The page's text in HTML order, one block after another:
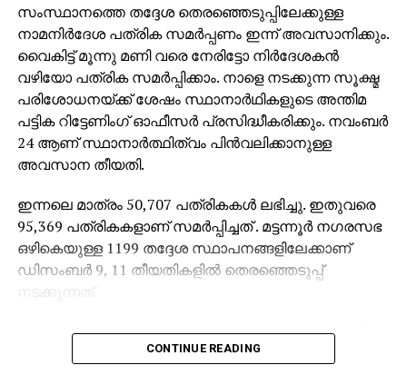
സംസ്ഥാനത്തെ തദ്ദേശ തെരഞ്ഞെടുപ്പിലേക്കുള്ള
നാമനിര്‍ദേശ പത്രിക സമര്‍പ്പണം ഇന്ന് അവസാനിക്കും.
വൈകിട്ട് മൂന്നു മണി വരെ നേരിട്ടോ നിര്‍ദേശകന്‍
വഴിയോ പത്രിക സമര്‍പ്പിക്കാം. നാളെ നടക്കുന്ന സൂക്ഷ്മ
പരിശോധനയ്ക്ക് ശേഷം സ്ഥാനാര്‍ഥികളുടെ അന്തിമ
പട്ടിക റിട്ടേണിംഗ് ഓഫീസര്‍ പ്രസിദ്ധീകരിക്കും. നവംബര്‍
24 ആണ് സ്ഥാനാര്‍ത്ഥിത്വം പിന്‍വലിക്കാനുള്ള
അവസാന തീയതി.
ഇന്നലെ മാത്രം 50,707 പത്രികകള്‍ ലഭിച്ചു. ഇതുവരെ
95,369 പത്രികകളാണ് സമര്‍പ്പിച്ചത് . മട്ടന്നൂര്‍ നഗരസഭ
ഒഴികെയുള്ള 1199 തദ്ദേശ സ്ഥാപനങ്ങളിലേക്കാണ്
ഡിസംബര്‍ 9, 11 തീയതികളില്‍ തെരഞ്ഞെടുപ്പ്
അതേസമയം, തദ്ദേശ തെരഞ്ഞെടുപ്പ് പ്രചാരണത്തിന്റെ
ഭാഗമായി പൊതുനിരത്തുകളില്‍ അനധികൃത
CONTINUE READING